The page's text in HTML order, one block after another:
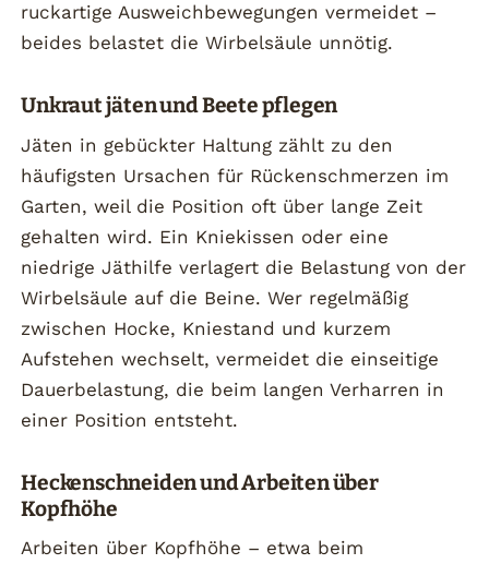
ruckartige Ausweichbewegungen vermeidet –
beides belastet die Wirbelsäule unnötig.
Unkraut jäten und Beete pflegen
Jäten in gebückter Haltung zählt zu den
häufigsten Ursachen für Rückenschmerzen im
Garten, weil die Position oft über lange Zeit
gehalten wird. Ein Kniekissen oder eine
niedrige Jäthilfe verlagert die Belastung von der
Wirbelsäule auf die Beine. Wer regelmäßig
zwischen Hocke, Kniestand und kurzem
Aufstehen wechselt, vermeidet die einseitige
Dauerbelastung, die beim langen Verharren in
einer Position entsteht.
Heckenschneiden und Arbeiten über
Kopfhöhe
Arbeiten über Kopfhöhe – etwa beim